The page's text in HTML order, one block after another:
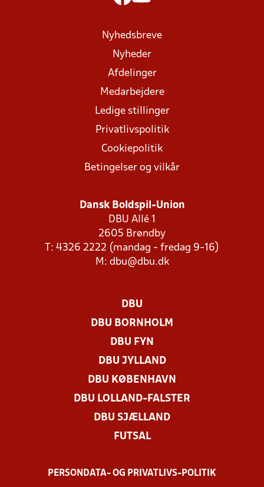
Nyhedsbreve
Nyheder
Afdelinger
Medarbejdere
Ledige stillinger
Privatlivspolitik
Cookiepolitik
Betingelser og vilkår
Dansk Boldspil-Union
DBU Allé 1
2605 Brøndby
T: 4326 2222 (mandag - fredag 9-16)
M: dbu@dbu.dk
DBU
DBU BORNHOLM
DBU FYN
DBU JYLLAND
DBU KØBENHAVN
DBU LOLLAND-FALSTER
DBU SJÆLLAND
FUTSAL
PERSONDATA- OG PRIVATLIVS-POLITIK